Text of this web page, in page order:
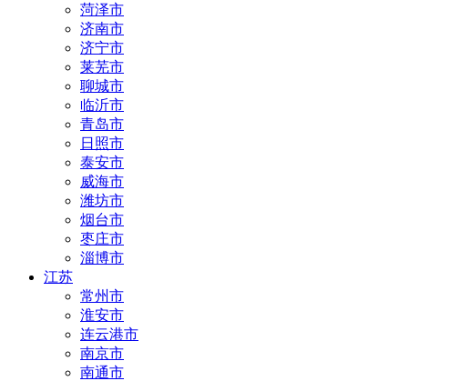
菏泽市
济南市
济宁市
莱芜市
聊城市
临沂市
青岛市
日照市
泰安市
威海市
潍坊市
烟台市
枣庄市
淄博市
江苏
常州市
淮安市
连云港市
南京市
南通市